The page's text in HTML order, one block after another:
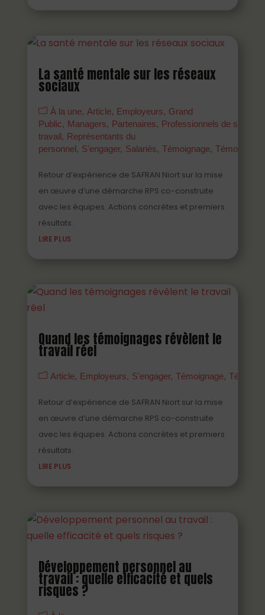
La santé mentale sur les réseaux
sociaux
À la une Article Employeurs
Grand
Public
Managers Partenaires
Professionnels de santé
travail
Représentants du
personnel
S'engager Salariés Témoignage Témoigner
Retour d’expérience de SAFRAN Niort sur la mise
en œuvre d’une démarche RPS co-construite
avec les équipes. Actions concrètes et premiers
résultats.
LIRE PLUS
Quand les témoignages révèlent le
travail réel
Article Employeurs S'engager Témoignage
Retour d’expérience de SAFRAN Niort sur la mise
en œuvre d’une démarche RPS co-construite
avec les équipes. Actions concrètes et premiers
résultats.
LIRE PLUS
Développement personnel au
travail : quelle efficacité et quels
risques ?